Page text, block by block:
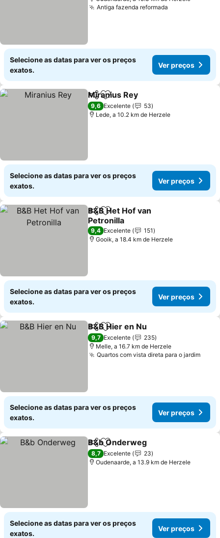
Antiga fazenda reformada
Selecione as datas para ver os preços
exatos.
Ver preços
PartilharAdicionar aos favoritos
Miranius Rey
9,6 Excelente
53
Lede, a 10.2 km de Herzele
Selecione as datas para ver os preços
exatos.
Ver preços
PartilharAdicionar aos favoritos
B&B Het Hof van
Petronilla
Ver preços
9,4 Excelente
151
Gooik, a 18.4 km de Herzele
Selecione as datas para ver os preços
exatos.
Ver preços
PartilharAdicionar aos favoritos
B&B Hier en Nu
9,7 Excelente
235
Melle, a 16.7 km de Herzele
Quartos com vista direta para o jardimVer
Selecione as datas para ver os preços
exatos.
Ver preços
PartilharAdicionar aos favoritos
B&b Onderweg
8,7 Excelente
23
Oudenaarde, a 13.9 km de Herzele
Selecione as datas para ver os preços
exatos.
Ver preços